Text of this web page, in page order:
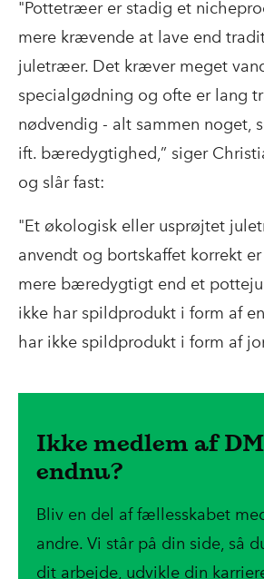
"Pottetræer er stadig et
mere krævende at lave end
juletræer. Det kræver meget
specialgødning og ofte er lang
nødvendig - alt sammen noget,
ift. bæredygtighed,” siger
og slår fast:
"Et økologisk eller usprøjtet
anvendt og bortskaffet korrekt
mere bæredygtigt end et
ikke har spildprodukt i form af
har ikke spildprodukt i form af
Ikke medlem af DM
endnu?
Bliv en del af fællesskabet
andre. Vi står på din side, så
dit arbejde, udvikle din